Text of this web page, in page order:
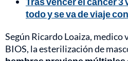
todo y se va de viaje
Según Ricardo Loaiza,
BIOS, la esterilización de